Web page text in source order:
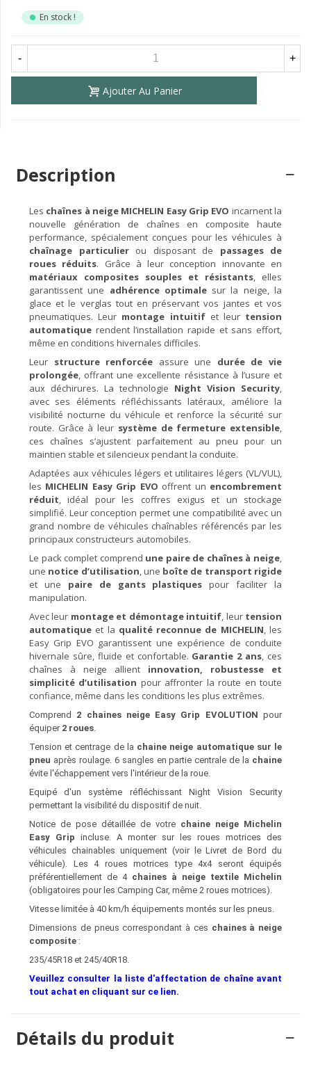
En stock !
- +
Ajouter Au Panier
Description
Les chaînes à neige MICHELIN Easy Grip EVO incarnent la
nouvelle génération de chaînes en composite haute
performance, spécialement conçues pour les véhicules à
chaînage particulierou disposant de passages de
roues réduits. Grâce à leur conception innovante en
matériaux composites souples et résistants , elles
garantissent une adhérence optimalesur la neige, la
glace et le verglas tout en préservant vos jantes et vos
pneumatiques. Leur montage intuitifet leur tension
automatique rendent l’installation rapide et sans effort,
même en conditions hivernales difficiles.
Leur structure renforcée assure une durée de vie
prolongée , offrant une excellente résistance à l’usure et
aux déchirures. La technologie Night Vision Security
avec ses éléments réfléchissants latéraux, améliore la
visibilité nocturne du véhicule et renforce la sécurité sur
route. Grâce à leur système de fermeture extensible
ces chaînes s’ajustent parfaitement au pneu pour un
maintien stable et silencieux pendant la conduite.
Adaptées aux véhicules légers et utilitaires légers (VL/VUL),
les MICHELIN Easy Grip EVO offrent un encombrement
réduit , idéal pour les coffres exigus et un stockage
simplifié. Leur conception permet une compatibilité avec un
grand nombre de véhicules chaînables référencés par les
principaux constructeurs automobiles.
Le pack complet comprend une paire de chaînes à neige
une notice d’utilisation , une boîte de transport rigide
et une paire de gants plastiques pour faciliter la
manipulation.
Avec leur montage et démontage intuitif , leur tension
automatique et la qualité reconnue de MICHELIN , les
Easy Grip EVO garantissent une expérience de conduite
hivernale sûre, fluide et confortable. Garantie 2 ans , ces
chaînes à neige allient innovation, robustesse et
simplicité d’utilisation pour affronter la route en toute
confiance, même dans les conditions les plus extrêmes.
Comprend 2 chaines neige Easy Grip EVOLUTIONpour
équiper 2 roues
Tension et centrage de la chaine neige automatique sur le
pneu après roulage. 6 sangles en partie centrale de la chaine
évite l'échappement vers l'intérieur de la roue.
Equipé d'un système réfléchissant Night Vision Security
permettant la visibilité du dispositif de nuit.
Notice de pose détaillée de votre chaine neige Michelin
Easy Grip incluse. A monter sur les roues motrices des
véhicules chainables uniquement (voir le Livret de Bord du
véhicule). Les 4 roues motrices type 4x4 seront équipés
préférentiellement de 4 chaines à neige textile Michelin
(obligatoires pour les Camping Car, même 2 roues motrices).
Vitesse limitée à 40 km/h équipements montés sur les pneus.
Dimensions de pneus correspondant à ces chaines à neige
composite :
235/45R18 et 245/40R18.
Veuillez consulter la liste d'affectation de chaîne avant
tout achat en cliquant sur ce lien.
Détails du produit